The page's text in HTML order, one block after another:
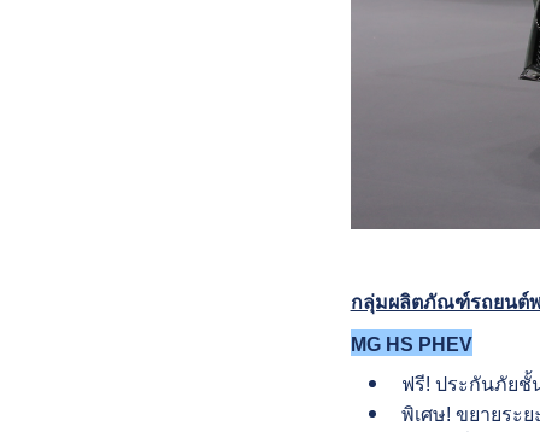
กลุ่มผลิตภัณฑ์รถยนต์พ
MG HS PHEV
ฟรี! ประกันภัยชั้
พิเศษ! ขยายระ